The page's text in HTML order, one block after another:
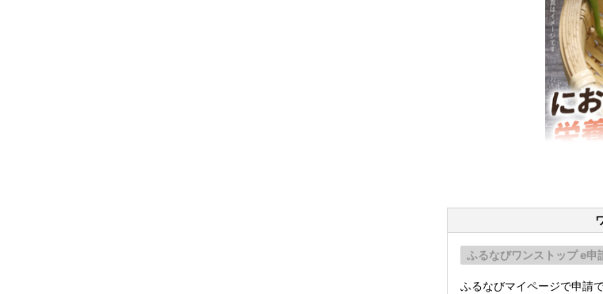
ふるなびワンストップ e申
ふるなびマイページで申請